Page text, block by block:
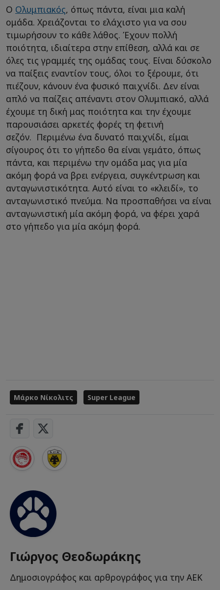
Ο Ολυμπιακός, όπως πάντα, είναι μια καλή
ομάδα. Χρειάζονται το ελάχιστο για να σου
τιμωρήσουν το κάθε λάθος. Έχουν πολλή
ποιότητα, ιδιαίτερα στην επίθεση, αλλά και σε
όλες τις γραμμές της ομάδας τους. Είναι δύσκολο
να παίξεις εναντίον τους, όλοι το ξέρουμε, ότι
πιέζουν, κάνουν ένα φυσικό παιχνίδι. Δεν είναι
απλό να παίζεις απέναντι στον Ολυμπιακό, αλλά
έχουμε τη δική μας ποιότητα και την έχουμε
παρουσιάσει αρκετές φορές τη φετινή
σεζόν. Περιμένω ένα δυνατό παιχνίδι, είμαι
σίγουρος ότι το γήπεδο θα είναι γεμάτο, όπως
πάντα, και περιμένω την ομάδα μας για μία
ακόμη φορά να βρει ενέργεια, συγκέντρωση και
ανταγωνιστικότητα. Αυτό είναι το «κλειδί», το
ανταγωνιστικό πνεύμα. Να προσπαθήσει να είναι
ανταγωνιστική μία ακόμη φορά, να φέρει χαρά
στο γήπεδο για μία ακόμη φορά.
Μάρκο Νίκολιτς Super League
Γιώργος Θεοδωράκης
Δημοσιογράφος και αρθρογράφος για την ΑΕΚ